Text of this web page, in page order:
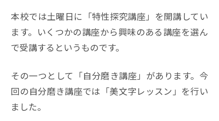
本校では土曜日に「特性探究講座」を開講してい
ます。いくつかの講座から興味のある講座を選ん
で受講するというものです。
その一つとして「自分磨き講座」があります。今
回の自分磨き講座では「美文字レッスン」を行い
ました。